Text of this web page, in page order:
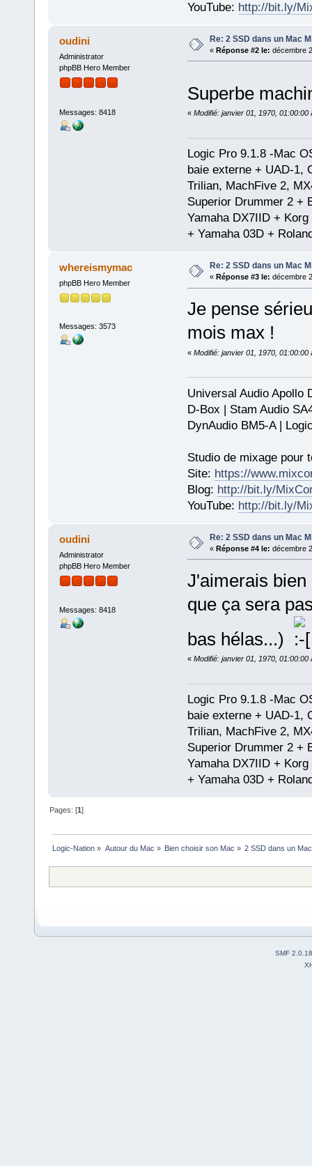
YouTube: http://bit.ly/
oudini
Administrator
phpBB Hero Member
Messages: 8418
Re: 2 SSD dans un Mac
« Réponse #2 le: décembre
Superbe
« Modifié: janvier 01, 1970, 01:00:00
Logic Pro 9.1.8 -Mac
baie externe + UAD-1,
Trilian, MachFive 2,
Superior Drummer 2 +
Yamaha DX7IID +
+ Yamaha 03D +
whereismymac
phpBB Hero Member
Messages: 3573
Re: 2 SSD dans un Mac
« Réponse #3 le: décembre
Je pense
mois max !
« Modifié: janvier 01, 1970, 01:00:00
Universal Audio Apollo
D-Box | Stam Audio
DynAudio BM5-A |
Studio de mixage pour
Site: https://
Blog: http://bit.ly/
YouTube: http://bit.ly/
oudini
Administrator
phpBB Hero Member
Messages: 8418
Re: 2 SSD dans un Mac
« Réponse #4 le: décembre
J'aimerais
que ça sera
bas hélas...)
« Modifié: janvier 01, 1970, 01:00:00
Logic Pro 9.1.8 -Mac
baie externe + UAD-1,
Trilian, MachFive 2,
Superior Drummer 2 +
Yamaha DX7IID +
+ Yamaha 03D +
Pages: [1]
Logic-Nation » Autour du Mac » Bien choisir son Mac » 2 SSD dans un
SMF 2.0.18